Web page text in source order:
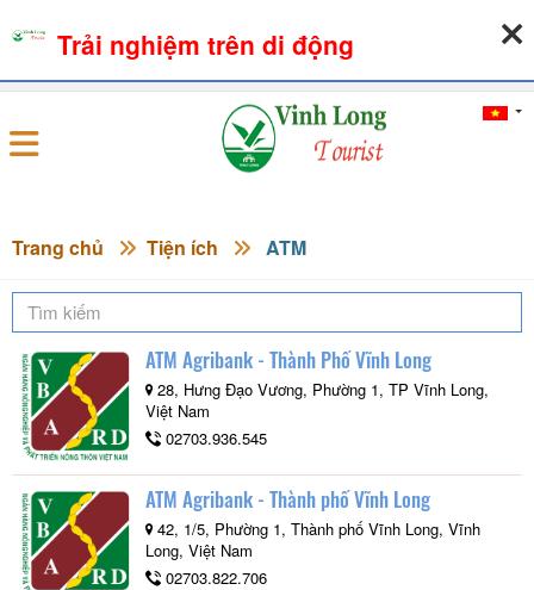
06-08-2026, 01:39:02 THỜI TIẾT TỶ GIÁ NGOẠI TỆ
Trang chủ Tiện ích ATM
ATM Agribank - Thành Phố Vĩnh Long
28, Hưng Đạo Vương, Phường 1, TP Vĩnh Long,
Việt Nam
02703.936.545
ATM Agribank - Thành phố Vĩnh Long
42, 1/5, Phường 1, Thành phố Vĩnh Long, Vĩnh
Long, Việt Nam
02703.822.706
Trải nghiệm trên di động